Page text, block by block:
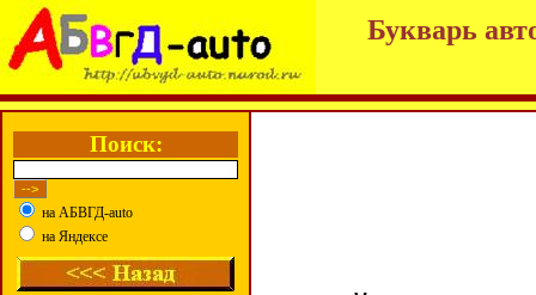
Букварь
Поиск:
на АБВГД-auto
на Яндексе